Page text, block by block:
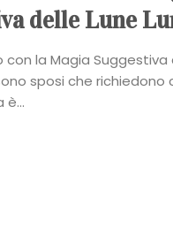
delle Lune
con la Magia Suggestiva
sposi che richiedono
è...